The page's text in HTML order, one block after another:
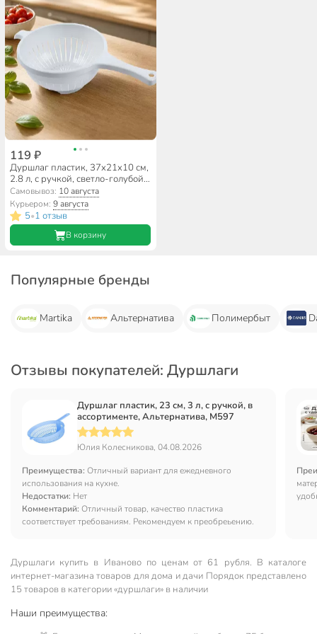
119 ₽
Дуршлаг пластик, 37x21x10 см,
2.8 л, с ручкой, светло-голубой,
Martika, Кристи, С44СГЛ
Самовывоз: 10 августа
Курьером:9 августа
5•1 отзыв
В корзину
Популярные бренды
Martika Альтернатива Полимербыт
Отзывы покупателей: Дуршлаги
Дуршлаг пластик, 23 см, 3 л, с ручкой, в
ассортименте, Альтернатива, М597
Юлия Колесникова, 04.08.2026
Преимущества: Отличный вариант для ежедневного
использования на кухне.
Недостатки: Нет
Комментарий: Отличный товар, качество пластика
соответствует требованиям. Рекомендуем к преобреьению.
Дуршлаги купить в Иваново по ценам от 61 рубля. В каталоге
интернет-магазина товаров для дома и дачи Порядок представлено
15 товаров в категории «дуршлаги» в наличии
Наши преимущества: